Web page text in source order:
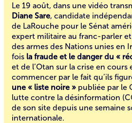
Le 19 août, dans une vidéo
Diane Sare, candidate
de LaRouche pour le Sénat
expert militaire au franc-parler
des armes des Nations unies en
fois la fraude et le danger du «
et de l’Otan sur la crise en
commencer par le fait qu’ils
une « liste noire » publiée par le
lutte contre la désinformation
de son site depuis une semaine
internationale.